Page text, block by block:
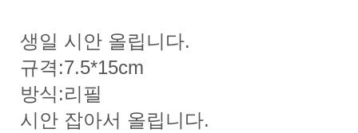
생일 시안 올립니다.
규격:7.5*15cm
방식:리필
시안 잡아서 올립니다.